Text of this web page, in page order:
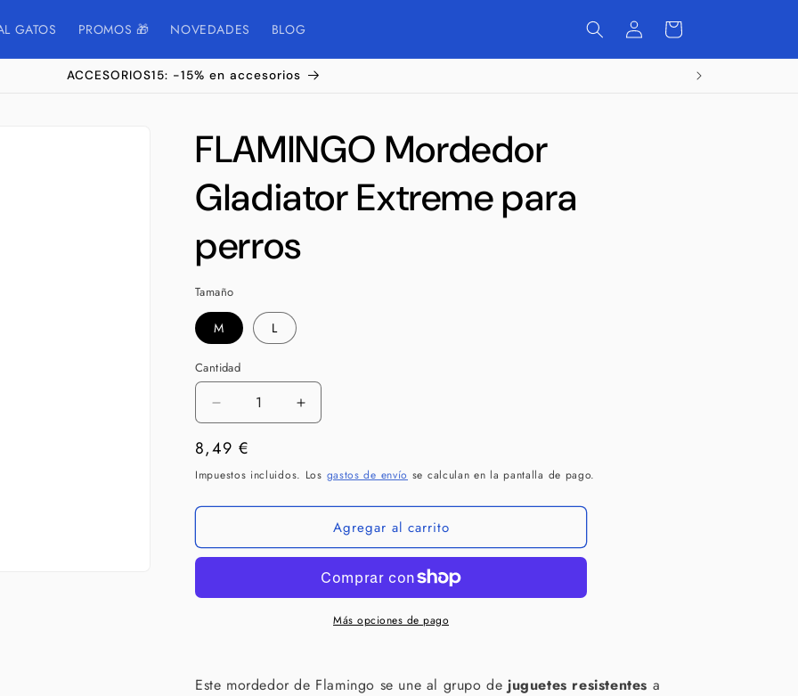
GATOS PROMOS 🎁 NOVEDADES BLOG
Iniciar
sesión
Carrito
ACCESORIOS15: -15% en accesorios
FLAMINGO Mordedor
Gladiator Extreme para
perros
Tamaño
M L
Cantidad
Cantidad
Reducir
cantidad
para
FLAMINGO
Gladiator
perros
Aumentar
cantidad
FLAMINGO
Mordedor
Gladiator
Extreme
perros
Precio
habitual
8,49 €
Impuestos incluidos. Los gastos de envío se calculan en la pantalla de pago.
Agregar al carrito
Más opciones de pago
Este mordedor de Flamingo se une al grupo de juguetes resistentes a